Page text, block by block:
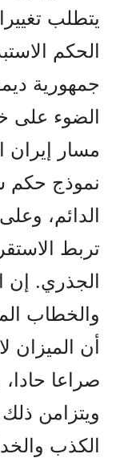
يتطلب
الحكم
جمهورية
الضوء على
مسار إيران
نموذج حكم
الدائم،
تربط
الجذري. إن
والخطاب
أن الميزان
صراعا
ويتزامن
الکذب